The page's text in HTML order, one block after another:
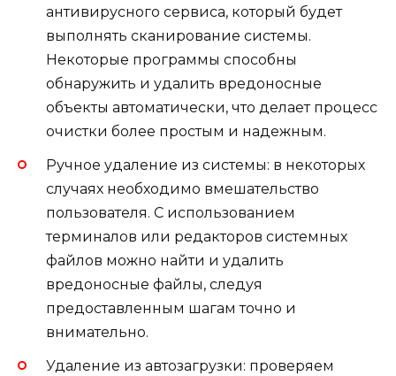
антивирусного сервиса, который будет
выполнять сканирование системы.
Некоторые программы способны
обнаружить и удалить вредоносные
объекты автоматически, что делает процесс
очистки более простым и надежным.
Ручное удаление из системы: в некоторых
случаях необходимо вмешательство
пользователя. С использованием
терминалов или редакторов системных
файлов можно найти и удалить
вредоносные файлы, следуя
предоставленным шагам точно и
внимательно.
Удаление из автозагрузки: проверяем